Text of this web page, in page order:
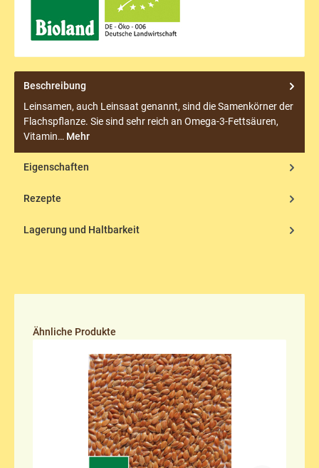
Beschreibung
Leinsamen, auch Leinsaat genannt, sind die Samenkörner der
Flachspflanze. Sie sind sehr reich an Omega-3-Fettsäuren,
Vitamin… Mehr
Eigenschaften
Rezepte
Lagerung und Haltbarkeit
Produktgalerie überspringen
Ähnliche Produkte